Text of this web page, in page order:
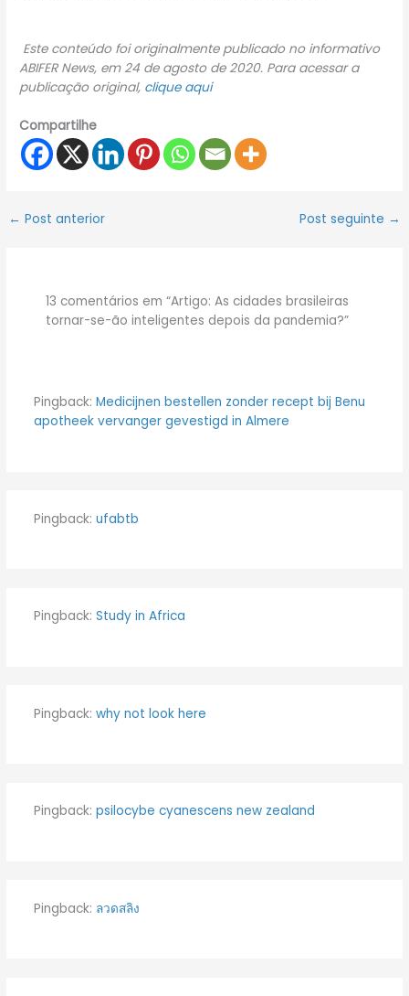
Este conteúdo foi originalmente publicado no informativo
ABIFER News, em 24 de agosto de 2020. Para acessar a
publicação original, clique aqui
Compartilhe
← Post anterior Post seguinte →
13 comentários em “Artigo: As cidades brasileiras
tornar-se-ão inteligentes depois da pandemia?”
Pingback: Medicijnen bestellen zonder recept bij Benu
apotheek vervanger gevestigd in Almere
Pingback: ufabtb
Pingback: Study in Africa
Pingback: why not look here
Pingback: psilocybe cyanescens new zealand
Pingback: ลวดสลิง